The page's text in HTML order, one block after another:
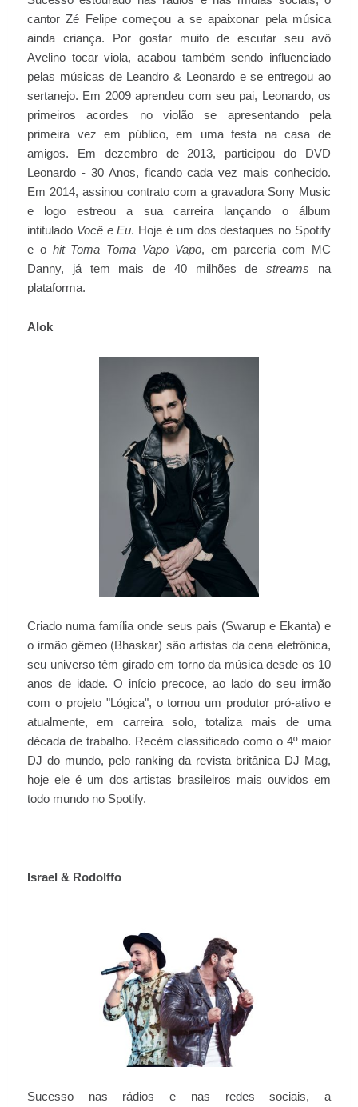
cantor Zé Felipe começou a se apaixonar pela música
ainda criança. Por gostar muito de escutar seu avô
Avelino tocar viola, acabou também sendo influenciado
pelas músicas de Leandro & Leonardo e se entregou ao
sertanejo. Em 2009 aprendeu com seu pai, Leonardo, os
primeiros acordes no violão se apresentando pela
primeira vez em público, em uma festa na casa de
amigos. Em dezembro de 2013, participou do DVD
Leonardo - 30 Anos, ficando cada vez mais conhecido.
Em 2014, assinou contrato com a gravadora Sony Music
e logo estreou a sua carreira lançando o álbum
intitulado Você e Eu. Hoje é um dos destaques no Spotify
e o hit Toma Toma Vapo Vapo, em parceria com MC
Danny, já tem mais de 40 milhões destreams na
plataforma.
Alok
Criado numa família onde seus pais (Swarup e Ekanta) e
o irmão gêmeo (Bhaskar) são artistas da cena eletrônica,
seu universo têm girado em torno da música desde os 10
anos de idade. O início precoce, ao lado do seu irmão
com o projeto "Lógica", o tornou um produtor pró-ativo e
atualmente, em carreira solo, totaliza mais de uma
década de trabalho. Recém classificado como o 4º maior
DJ do mundo, pelo ranking da revista britânica DJ Mag,
hoje ele é um dos artistas brasileiros mais ouvidos em
todo mundo no Spotify.
Israel & Rodolffo
Sucesso nas rádios e nas redes sociais, a